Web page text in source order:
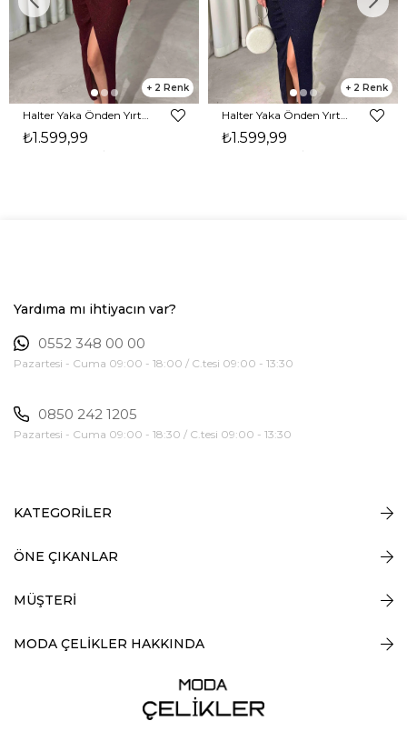
2
₺1.599,99
2
₺1.599,99
Yardıma mı ihtiyacın var?
0552 348 00 00
Pazartesi - Cuma 09:00 - 18:00 / C.tesi 09:00 - 13:30
0850 242 1205
Pazartesi - Cuma 09:00 - 18:30 / C.tesi 09:00 - 13:30
KATEGORİLER
ÖNE ÇIKANLAR
MÜŞTERİ
MODA ÇELİKLER HAKKINDA